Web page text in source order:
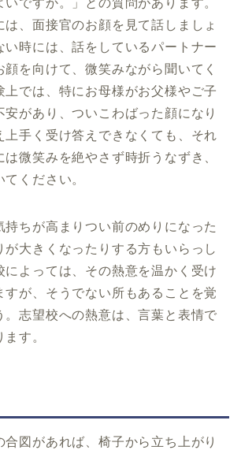
は、面接官のお顔を見て話しましょ
い時には、話をしているパートナー
を向けて、微笑みながら聞いてく
上では、特にお母様がお父様やご子
安があり、ついこわばった顔になり
上手く受け答えできなくても、それ
は微笑みを絶やさず時折うなずき、
ください。
持ちが高まりつい前のめりになった
が大きくなったりする方もいらっし
によっては、その熱意を温かく受け
すが、そうでない所もあることを覚
。志望校への熱意は、言葉と表情で
す。
図があれば、椅子から立ち上がり